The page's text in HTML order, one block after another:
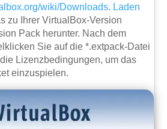
wiki/Downloads. Laden
zu Ihrer VirtualBox-Version
Pack herunter. Nach dem
Sie auf die *.extpack-Datei
Lizenzbedingungen, um das
einzuspielen.